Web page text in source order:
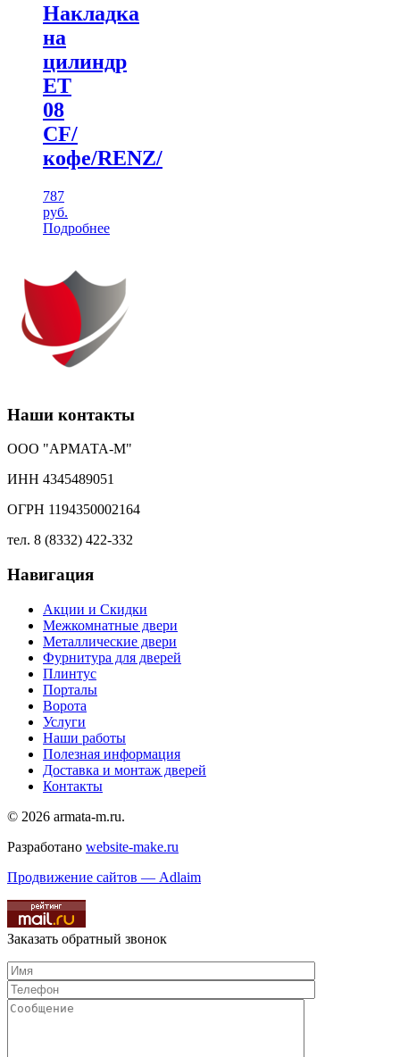
Накладка
на
цилиндр
ЕТ
08
CF/
кофе/RENZ/
787
руб.
Подробнее
Наши контакты
ООО "АРМАТА-М"
ИНН 4345489051
ОГРН 1194350002164
тел. 8 (8332) 422-332
Навигация
Акции и Скидки
Межкомнатные двери
Металлические двери
Фурнитура для дверей
Плинтус
Порталы
Ворота
Услуги
Наши работы
Полезная информация
Доставка и монтаж дверей
Контакты
© 2026 armata-m.ru.
Разработано website-make.ru
Продвижение сайтов — Adlaim
Заказать обратный звонок